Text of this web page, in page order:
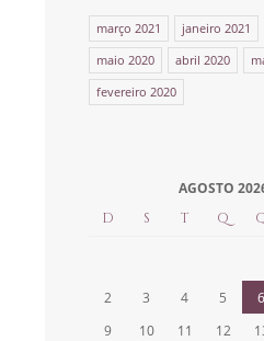
março 2021 janeiro 2021
maio 2020
abril 2020
fevereiro 2020
AGOSTO
D S T Q
2
3 4 5 6
9
10 11 12